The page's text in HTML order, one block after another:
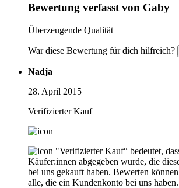
Bewertung verfasst von Gaby
Überzeugende Qualität
War diese Bewertung für dich hilfreich?
Nadja
28. April 2015
Verifizierter Kauf
"Verifizierter Kauf“ bedeutet,
Käufer:innen abgegeben wurde, die
bei uns gekauft haben. Bewerten
alle, die ein Kundenkonto bei uns haben.